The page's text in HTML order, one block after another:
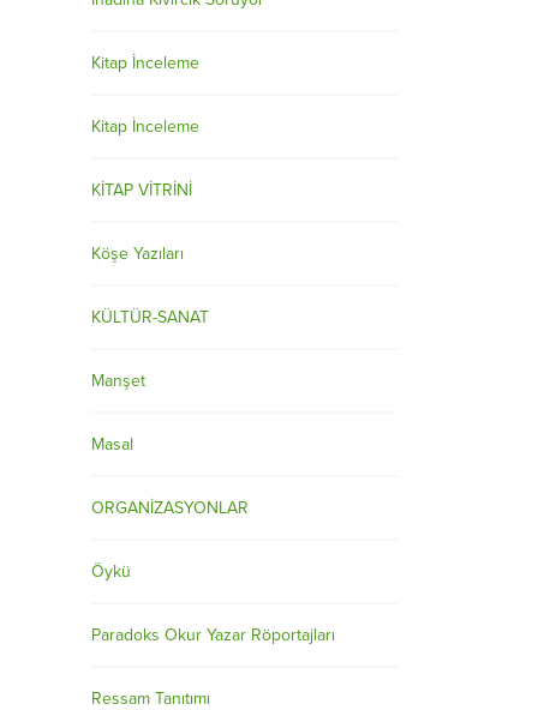
Kitap İnceleme
Kitap İnceleme
KİTAP VİTRİNİ
Köşe Yazıları
KÜLTÜR-SANAT
Manşet
Masal
ORGANİZASYONLAR
Öykü
Paradoks Okur Yazar Röportajları
Ressam Tanıtımı